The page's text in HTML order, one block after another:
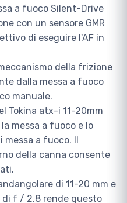
a fuoco Silent-Drive
con un sensore GMR
di eseguire l'AF in
della frizione
dalla messa a fuoco
manuale.
Tokina atx-i 11-20mm
messa a fuoco e lo
messa a fuoco. Il
della canna consente
di 11-20 mm e
di f / 2.8 rende questo